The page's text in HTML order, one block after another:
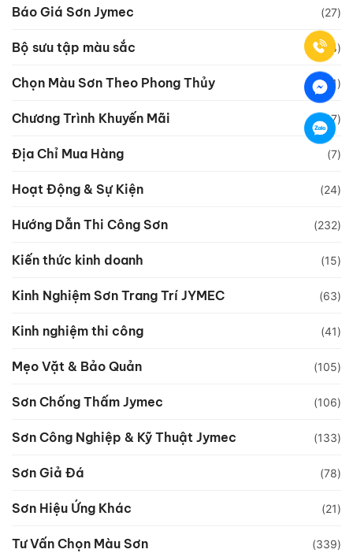
Báo Giá Sơn Jymec (27)
Bộ sưu tập màu sắc (24)
Chọn Màu Sơn Theo Phong Thủy (61)
Chương Trình Khuyến Mãi (17)
Địa Chỉ Mua Hàng (7)
Hoạt Động & Sự Kiện (24)
Hướng Dẫn Thi Công Sơn (232)
Kiến thức kinh doanh (15)
Kinh Nghiệm Sơn Trang Trí JYMEC (63)
Kinh nghiệm thi công (41)
Mẹo Vặt & Bảo Quản (105)
Sơn Chống Thấm Jymec (106)
Sơn Công Nghiệp & Kỹ Thuật Jymec (133)
Sơn Giả Đá (78)
Sơn Hiệu Ứng Khác (21)
Tư Vấn Chọn Màu Sơn (339)